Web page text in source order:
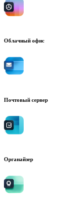
Облачный офис
Почтовый сервер
Органайзер